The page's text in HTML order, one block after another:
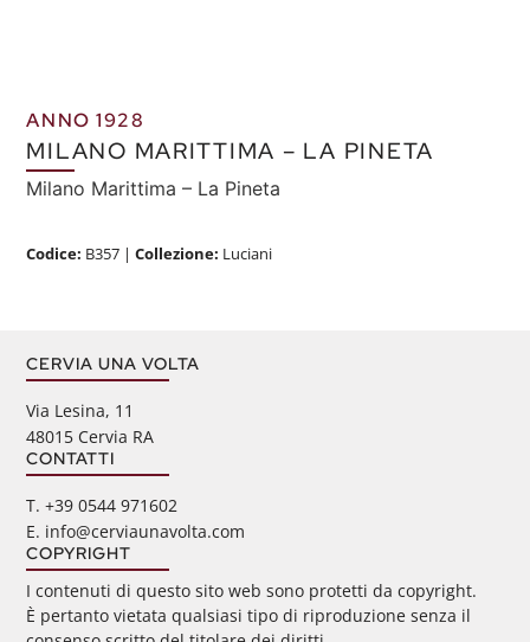
ANNO 1928
MILANO MARITTIMA – LA PINETA
Milano Marittima – La Pineta
Codice: B357 |Collezione: Luciani
CERVIA UNA VOLTA
Via Lesina, 11
48015 Cervia RA
CONTATTI
‭T. +39 0544 971602
E. info@cerviaunavolta.com
COPYRIGHT
I contenuti di questo sito web sono protetti da copyright.
È pertanto vietata qualsiasi tipo di riproduzione senza il